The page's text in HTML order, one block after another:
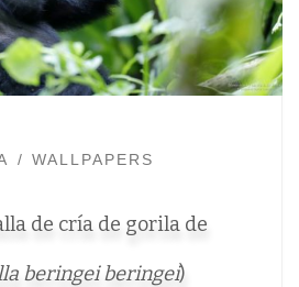
WALLPAPERS
de cría de gorila de
beringei beringei)